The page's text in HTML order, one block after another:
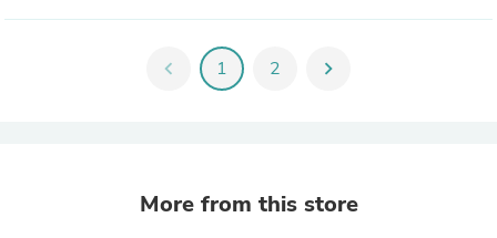
chevron_left 1 2 chevron_right
More from this store